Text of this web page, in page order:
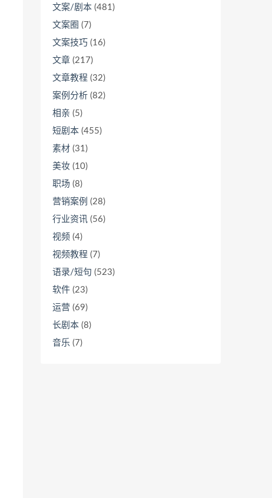
文案/剧本 (481)
文案圈 (7)
文案技巧 (16)
文章 (217)
文章教程 (32)
案例分析 (82)
相亲 (5)
短剧本 (455)
素材 (31)
美妆 (10)
职场 (8)
营销案例 (28)
行业资讯 (56)
视频 (4)
视频教程 (7)
语录/短句 (523)
软件 (23)
运营 (69)
长剧本 (8)
音乐 (7)